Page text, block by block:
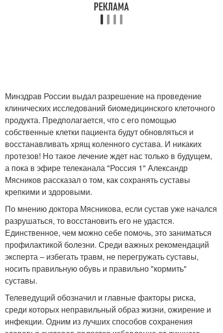
Минздрав России выдал разрешение на проведение
клинических исследований биомедицинского клеточного
продукта. Предполагается, что с его помощью
собственные клетки пациента будут обновляться и
восстанавливать хрящ коленного сустава. И никаких
протезов! Но такое лечение ждет нас только в будущем,
а пока в эфире телеканала "Россия 1" Александр
Мясников рассказал о том, как сохранять суставы
крепкими и здоровыми.
По мнению доктора Мясникова, если сустав уже начался
разрушаться, то восстановить его не удастся.
Единственное, чем можно себе помочь, это заниматься
профилактикой болезни. Среди важных рекомендаций
эксперта – избегать травм, не перегружать суставы,
носить правильную обувь и правильно "кормить"
суставы.
Телеведущий обозначил и главные факторы риска,
среди которых неправильный образ жизни, ожирение и
инфекции. Одним из лучших способов сохранения